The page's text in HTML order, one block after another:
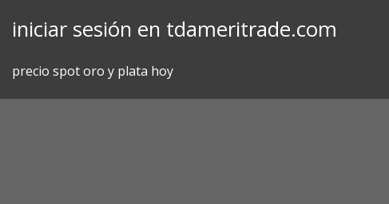
iniciar sesión en tdameritrade.com
precio spot oro y plata hoy